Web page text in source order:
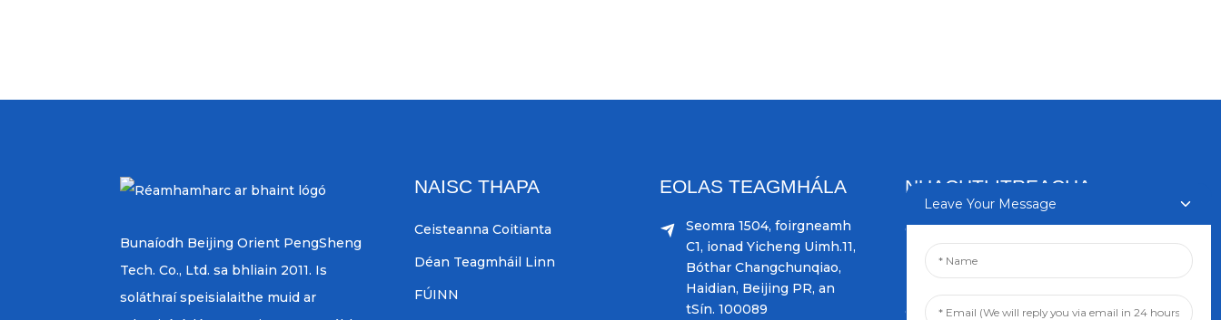
Bunaíodh Beijing Orient PengSheng
Tech. Co., Ltd. sa bhliain 2011. Is
soláthraí speisialaithe muid ar
NAISC THAPA
Ceisteanna Coitianta
Déan Teagmháil Linn
FÚINN
EOLAS TEAGMHÁLA
Seomra 1504, foirgneamh
C1, ionad Yicheng Uimh.11,
Bóthar Changchunqiao,
Haidian, Beijing PR, an
tSín. 100089
NUACHTLITREACHA
Cuir isteach do sheoladh
ríomhphoist agus cuirfimid
na pleananna faisnéise is
déanaí chugat.
Leave Your Message